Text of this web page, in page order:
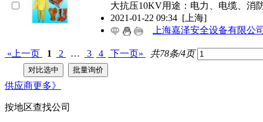
大抗压10KV用途：电力、电缆、消
2021-01-22 09:34 [上海]
上海嘉泽安全设备有限公
«上一页 1 2 … 3 4 下一页» 共78条/4页
供应商更多》
按地区查找公司